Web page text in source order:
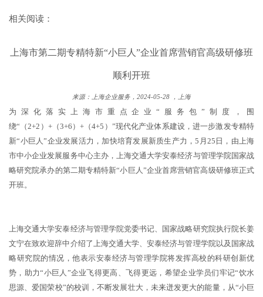
相关阅读：
上海市第二期专精特新“小巨人”企业首席营销官高级研修班
顺利开班
来源：上海企业服务， 2024-05-28 ， 上海
为深化落实上海市重点企业“服务包”制度，围
绕“（2+2）+（3+6）+（4+5）”现代化产业体系建设，进一步激发专精特
新“小巨人”企业发展活力，加快培育发展新质生产力，5月25日，由上海
市中小企业发展服务中心主办，上海交通大学安泰经济与管理学院国家战
略研究院承办的第二期专精特新“小巨人”企业首席营销官高级研修班正式
开班。
上海交通大学安泰经济与管理学院党委书记、国家战略研究院执行院长姜
文宁在致欢迎辞中介绍了上海交通大学、安泰经济与管理学院以及国家战
略研究院的情况，他表示安泰经济与管理学院将发挥高校的科研创新优
势，助力“小巨人”企业飞得更高、飞得更远，希望企业学员们牢记“饮水
思源、爱国荣校”的校训，不断发展壮大，未来迸发更大的能量，从“小巨